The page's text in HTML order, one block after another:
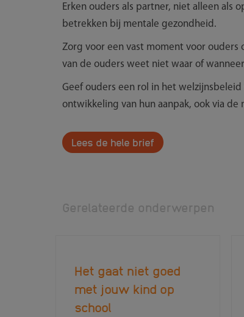
Erken ouders als partner, niet alleen als
betrekken bij mentale gezondheid.
Zorg voor een vast moment voor
van de ouders weet niet waar of
Geef ouders een rol in het
ontwikkeling van hun aanpak, ook via de
Lees de hele brief
Gerelateerde onderwerpen
Het gaat niet goed
met jouw kind op
school